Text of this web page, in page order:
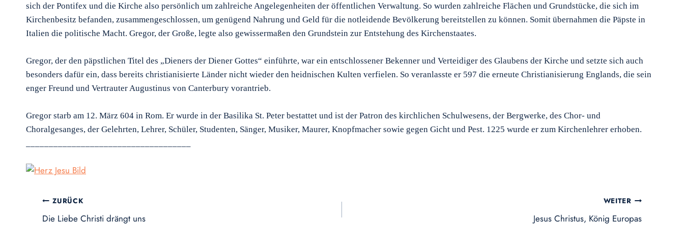
sich der Pontifex und die Kirche also persönlich um zahlreiche Angelegenheiten der öffentlichen Verwaltung. So wurden zahlreiche Flächen und Grundstücke, die sich im
Kirchenbesitz befanden, zusammengeschlossen, um genügend Nahrung und Geld für die notleidende Bevölkerung bereitstellen zu können. Somit übernahmen die Päpste in
Italien die politische Macht. Gregor, der Große, legte also gewissermaßen den Grundstein zur Entstehung des Kirchenstaates.
Gregor, der den päpstlichen Titel des „Dieners der Diener Gottes“ einführte, war ein entschlossener Bekenner und Verteidiger des Glaubens der Kirche und setzte sich auch
besonders dafür ein, dass bereits christianisierte Länder nicht wieder den heidnischen Kulten verfielen. So veranlasste er 597 die erneute Christianisierung Englands, die sein
enger Freund und Vertrauter Augustinus von Canterbury vorantrieb.
Gregor starb am 12. März 604 in Rom. Er wurde in der Basilika St. Peter bestattet und ist der Patron des kirchlichen Schulwesens, der Bergwerke, des Chor- und
Choralgesanges, der Gelehrten, Lehrer, Schüler, Studenten, Sänger, Musiker, Maurer, Knopfmacher sowie gegen Gicht und Pest. 1225 wurde er zum Kirchenlehrer erhoben.
Beitragsnavigation
ZURÜCK
Die Liebe Christi drängt uns
WEITER
Jesus Christus, König Europas